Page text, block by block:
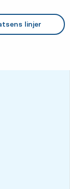
linjer